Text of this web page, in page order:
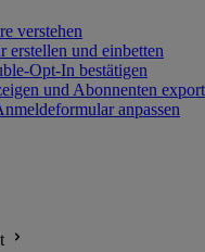
verstehen
erstellen und einbetten
Opt-In bestätigen
und Abonnenten
anpassen